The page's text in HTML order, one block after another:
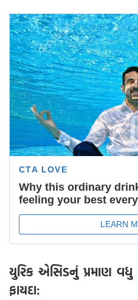
યુરિક એસિડનું પ્રમાણ વધુ
ફાયદા: